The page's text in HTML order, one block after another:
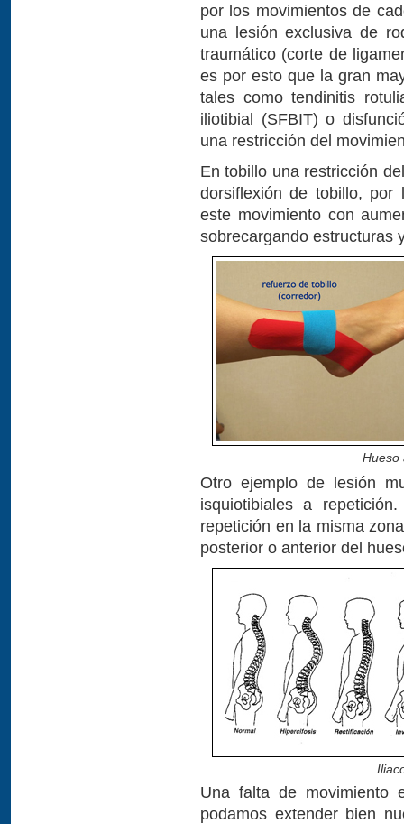
por los movimientos de
una lesión exclusiva de
traumático (corte de
es por esto que la gran
tales como tendinitis
iliotibial (SFBIT) o
una restricción del
En tobillo una restricción
dorsiflexión de tobillo, por
este movimiento con
sobrecargando estructuras
Hueso
Otro ejemplo de lesión
isquiotibiales a
repetición en la misma
posterior o anterior del
Una falta de movimiento
podamos extender bien